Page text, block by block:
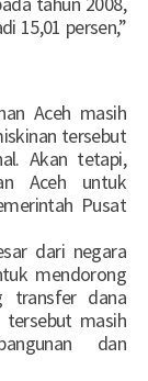
15,01 persen,”
Aceh masih
tersebut
Akan tetapi,
Aceh untuk
Pusat
dari negara
mendorong
transfer dana
tersebut masih
dan